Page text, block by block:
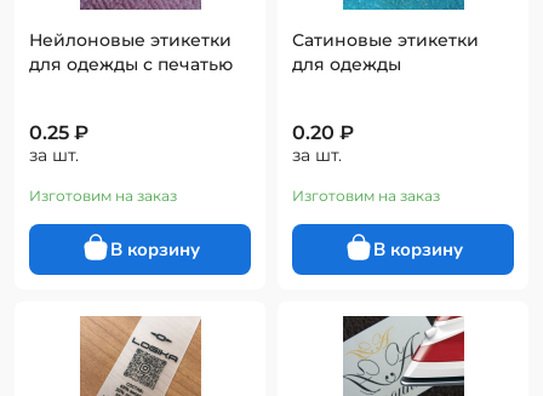
Нейлоновые этикетки
для одежды с печатью
0.25 ₽
за шт.
Изготовим на заказ
Сатиновые этикетки
для одежды
0.20 ₽
за шт.
Изготовим на заказ